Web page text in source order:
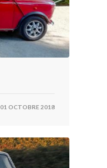
01 OCTOBRE 2018